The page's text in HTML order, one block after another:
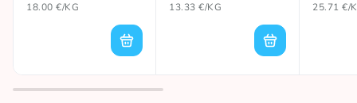
18.00 €/KG 13.33 €/KG 25.71 €/